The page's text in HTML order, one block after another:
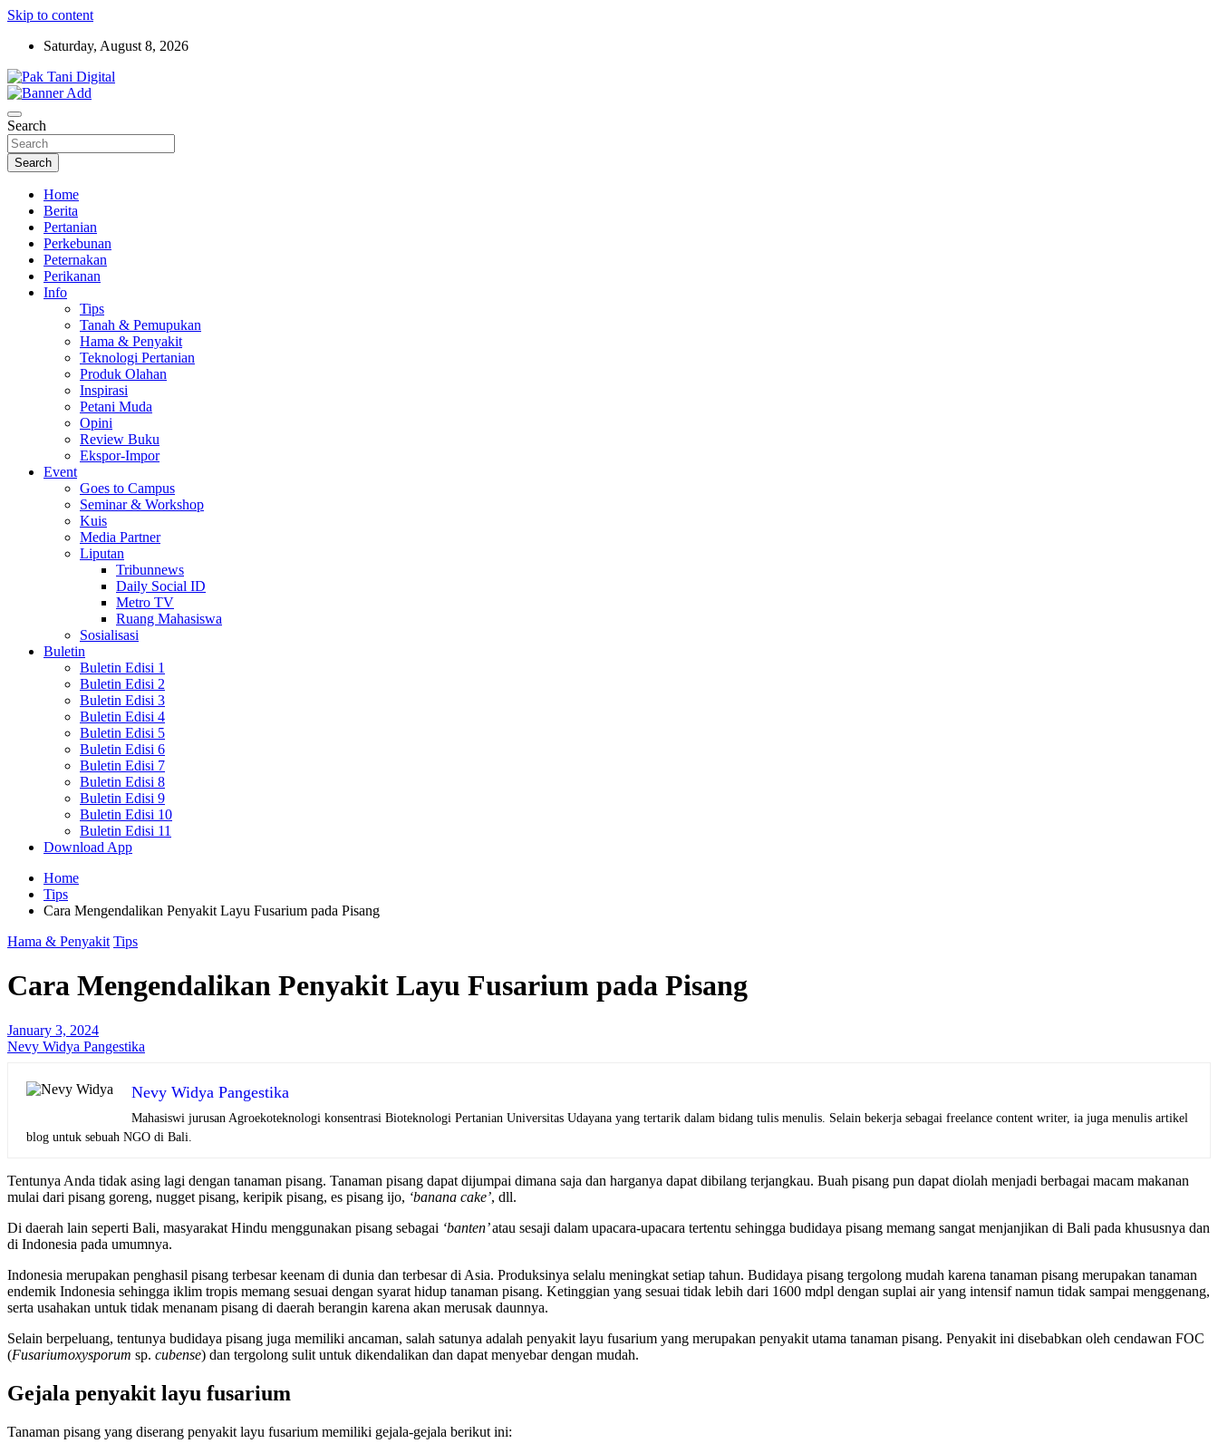
Skip to content
Saturday, August 8, 2026
Pak Tani Digital
Search
Search
Home
Berita
Pertanian
Perkebunan
Peternakan
Perikanan
Info
Tips
Tanah & Pemupukan
Hama & Penyakit
Teknologi Pertanian
Produk Olahan
Inspirasi
Petani Muda
Opini
Review Buku
Ekspor-Impor
Event
Goes to Campus
Seminar & Workshop
Kuis
Media Partner
Liputan
Tribunnews
Daily Social ID
Metro TV
Ruang Mahasiswa
Sosialisasi
Buletin
Buletin Edisi 1
Buletin Edisi 2
Buletin Edisi 3
Buletin Edisi 4
Buletin Edisi 5
Buletin Edisi 6
Buletin Edisi 7
Buletin Edisi 8
Buletin Edisi 9
Buletin Edisi 10
Buletin Edisi 11
Download App
Home
Tips
Cara Mengendalikan Penyakit Layu Fusarium pada Pisang
Hama & Penyakit Tips
Cara Mengendalikan Penyakit Layu Fusarium pada Pisang
January 3, 2024
Nevy Widya Pangestika
Nevy Widya Pangestika
Mahasiswi jurusan Agroekoteknologi konsentrasi Bioteknologi Pertanian Universitas Udayana yang tertarik dalam bidang tulis menulis. Selain bekerja sebagai freelance content writer, ia juga menulis artikel
blog untuk sebuah NGO di Bali.
Tentunya Anda tidak asing lagi dengan tanaman pisang. Tanaman pisang dapat dijumpai dimana saja dan harganya dapat dibilang terjangkau. Buah pisang pun dapat diolah menjadi berbagai macam makanan
mulai dari pisang goreng, nugget pisang, keripik pisang, es pisang ijo, ‘banana cake’, dll.
Di daerah lain seperti Bali, masyarakat Hindu menggunakan pisang sebagai ‘banten’atau sesaji dalam upacara-upacara tertentu sehingga budidaya pisang memang sangat menjanjikan di Bali pada khususnya dan
di Indonesia pada umumnya.
Indonesia merupakan penghasil pisang terbesar keenam di dunia dan terbesar di Asia. Produksinya selalu meningkat setiap tahun. Budidaya pisang tergolong mudah karena tanaman pisang merupakan tanaman
endemik Indonesia sehingga iklim tropis memang sesuai dengan syarat hidup tanaman pisang. Ketinggian yang sesuai tidak lebih dari 1600 mdpl dengan suplai air yang intensif namun tidak sampai menggenang,
serta usahakan untuk tidak menanam pisang di daerah berangin karena akan merusak daunnya.
Selain berpeluang, tentunya budidaya pisang juga memiliki ancaman, salah satunya adalah penyakit layu fusarium yang merupakan penyakit utama tanaman pisang. Penyakit ini disebabkan oleh cendawan FOC
(Fusariumoxysporum sp. cubense) dan tergolong sulit untuk dikendalikan dan dapat menyebar dengan mudah.
Gejala penyakit layu fusarium
Tanaman pisang yang diserang penyakit layu fusarium memiliki gejala-gejala berikut ini: